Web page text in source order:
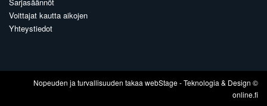
Voittajat kautta aikojen
Yhteystiedot
Nopeuden ja turvallisuuden takaa webStage- Teknologia & Design ©
online.fi